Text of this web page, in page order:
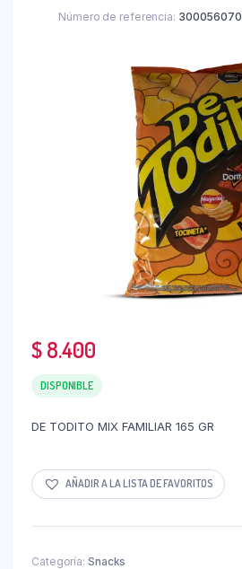
Número de referencia: 300056070
$8.400
DISPONIBLE
DE TODITO MIX FAMILIAR 165 GR
AÑADIR A LA LISTA DE FAVORITOS
Categoría: Snacks